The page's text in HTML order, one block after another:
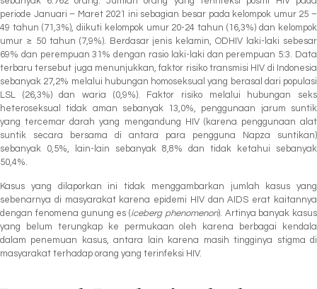
periode Januari – Maret 2021 ini sebagian besar pada kelompok umur 25 –
49 tahun (71,3%), diikuti kelompok umur 20-24 tahun (16,3%) dan kelompok
umur ≥ 50 tahun (7,9%). Berdasar jenis kelamin, ODHIV laki-laki sebesar
69% dan perempuan 31% dengan rasio laki-laki dan perempuan 5:3. Data
terbaru tersebut juga menunjukkan, faktor risiko transmisi HIV di Indonesia
sebanyak 27,2% melalui hubungan homoseksual yang berasal dari populasi
LSL (26,3%) dan waria (0,9%). Faktor risiko melalui hubungan seks
heteroseksual tidak aman sebanyak 13,0%, penggunaan jarum suntik
yang tercemar darah yang mengandung HIV (karena penggunaan alat
suntik secara bersama di antara para pengguna Napza suntikan)
sebanyak 0,5%, lain-lain sebanyak 8,8% dan tidak ketahui sebanyak
50,4%.
Kasus yang dilaporkan ini tidak menggambarkan jumlah kasus yang
sebenarnya di masyarakat karena epidemi HIV dan AIDS erat kaitannya
dengan fenomena gunung es (iceberg phenomenon). Artinya banyak kasus
yang belum terungkap ke permukaan oleh karena berbagai kendala
dalam penemuan kasus, antara lain karena masih tingginya stigma di
masyarakat terhadap orang yang terinfeksi HIV.